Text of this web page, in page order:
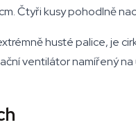
Čtyři kusy pohodlně
husté palice, je
ventilátor namířený